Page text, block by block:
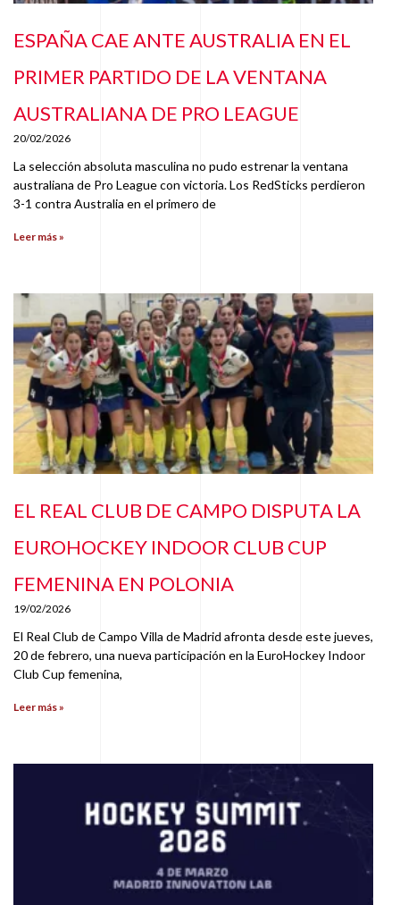
ESPAÑA CAE ANTE AUSTRALIA EN EL
PRIMER PARTIDO DE LA VENTANA
AUSTRALIANA DE PRO LEAGUE
20/02/2026
La selección absoluta masculina no pudo estrenar la ventana
australiana de Pro League con victoria. Los RedSticks perdieron
3-1 contra Australia en el primero de
Leer más »
EL REAL CLUB DE CAMPO DISPUTA LA
EUROHOCKEY INDOOR CLUB CUP
FEMENINA EN POLONIA
19/02/2026
El Real Club de Campo Villa de Madrid afronta desde este jueves,
20 de febrero, una nueva participación en la EuroHockey Indoor
Club Cup femenina,
Leer más »